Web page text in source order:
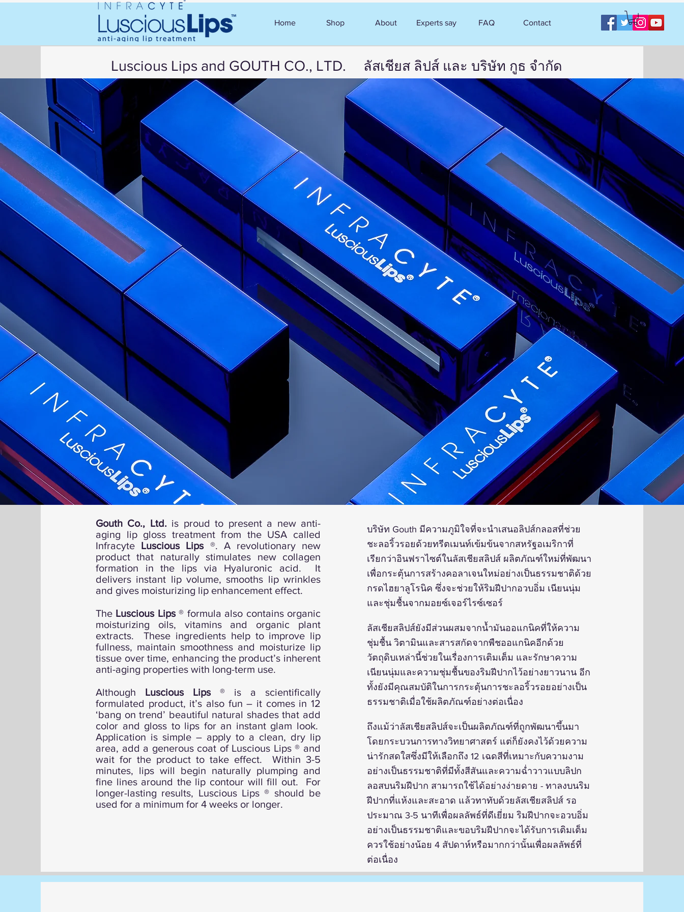
Home Shop About Experts say FAQ Contact
Luscious Lips and GOUTH CO., LTD. ลัสเชียส ลิปส์ และ บริษัท กูธ จำกัด
Gouth Co., Ltd.is proud to present a new anti-
aging lip gloss treatment from the USA called
Infracyte Luscious Lips ®. A revolutionary new
product that naturally stimulates new collagen
formation in the lips via Hyaluronic acid. It
delivers instant lip volume, smooths lip wrinkles
and gives moisturizing lip enhancement effect.
The Luscious Lips® formula also contains organic
moisturizing oils, vitamins and organic plant
extracts. These ingredients help to improve lip
fullness, maintain smoothness and moisturize lip
tissue over time, enhancing the product’s inherent
anti-aging properties with long-term use.
Although Luscious Lips® is a scientifically
formulated product, it’s also fun – it comes in 12
‘bang on trend’ beautiful natural shades that add
color and gloss to lips for an instant glam look.
Application is simple – apply to a clean, dry lip
area, add a generous coat of Luscious Lips ® and
wait for the product to take effect. Within 3-5
minutes, lips will begin naturally plumping and
fine lines around the lip contour will fill out. For
longer-lasting results, Luscious Lips ® should be
used for a minimum for 4 weeks or longer.
บริษัท Gouth มีความภูมิใจที่จะนำเสนอลิปส์กลอสที่ช่วย
ชะลอริ้วรอยด้วยทรีตเมนท์เข้มข้นจากสหรัฐอเมริกาที่
เรียกว่าอินฟราไซต์ในลัสเชียสลิปส์ ผลิตภัณฑ์ใหม่ที่พัฒนา
เพื่อกระตุ้นการสร้างคอลาเจนใหม่อย่างเป็นธรรมชาติด้วย
กรดไฮยาลูโรนิค ซึ่งจะช่วยให้ริมฝีปากอวบอิ่ม เนียนนุ่ม
และชุ่มชื้นจากมอยซ์เจอร์ไรซ์เซอร์
ลัสเชียสลิปส์ยังมีส่วนผสมจากน้ำมันออแกนิคที่ให้ความ
ชุ่มชื้น วิตามินและสารสกัดจากพืชออแกนิคอีกด้วย
วัตถุดิบเหล่านี้ช่วยในเรื่องการเติมเต็ม และรักษาความ
เนียนนุ่มและความชุ่มชื้นของริมฝีปากไว้อย่างยาวนาน อีก
ทั้งยังมีคุณสมบัติในการกระตุ้นการชะลอริ้วรอยอย่างเป็น
ธรรมชาติเมื่อใช้ผลิตภัณฑ์อย่างต่อเนื่อง
ถึงแม้ว่าลัสเชียสลิปส์จะเป็นผลิตภัณฑ์ที่ถูกพัฒนาขึ้นมา
โดยกระบวนการทางวิทยาศาสตร์ แต่ก็ยังคงไว้ด้วยความ
น่ารักสดใสซึ่งมีให้เลือกถึง 12 เฉดสีที่เหมาะกับความงาม
อย่างเป็นธรรมชาติที่มีทั้งสีสันและความฉ่ำวาวแบบลิปก
ลอสบนริมฝีปาก สามารถใช้ได้อย่างง่ายดาย - ทาลงบนริม
ฝีปากที่แห้งและสะอาด แล้วทาทับด้วยลัสเชียสลิปส์ รอ
ประมาณ 3-5 นาทีเพื่อผลลัพธ์ที่ดีเยี่ยม ริมฝีปากจะอวบอิ่ม
อย่างเป็นธรรมชาติและขอบริมฝีปากจะได้รับการเติมเต็ม
ควรใช้อย่างน้อย 4 สัปดาห์หรือมากกว่านั้นเพื่อผลลัพธ์ที่
ต่อเนื่อง